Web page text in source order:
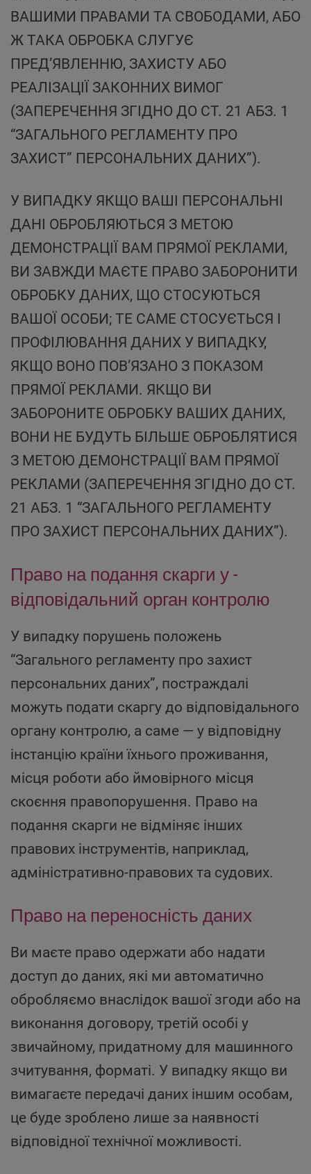
ВАШИМИ ПРАВАМИ ТА СВОБОДАМИ, АБО
Ж ТАКА ОБРОБКА СЛУГУЄ
ПРЕД’ЯВЛЕННЮ, ЗАХИСТУ АБО
РЕАЛІЗАЦІЇ ЗАКОННИХ ВИМОГ
(ЗАПЕРЕЧЕННЯ ЗГІДНО ДО СТ. 21 АБЗ. 1
“ЗАГАЛЬНОГО РЕГЛАМЕНТУ ПРО
ЗАХИСТ” ПЕРСОНАЛЬНИХ ДАНИХ”).
У ВИПАДКУ ЯКЩО ВАШІ ПЕРСОНАЛЬНІ
ДАНІ ОБРОБЛЯЮТЬСЯ З МЕТОЮ
ДЕМОНСТРАЦІЇ ВАМ ПРЯМОЇ РЕКЛАМИ,
ВИ ЗАВЖДИ МАЄТЕ ПРАВО ЗАБОРОНИТИ
ОБРОБКУ ДАНИХ, ЩО СТОСУЮТЬСЯ
ВАШОЇ ОСОБИ; ТЕ САМЕ СТОСУЄТЬСЯ І
ПРОФІЛЮВАННЯ ДАНИХ У ВИПАДКУ,
ЯКЩО ВОНО ПОВ’ЯЗАНО З ПОКАЗОМ
ПРЯМОЇ РЕКЛАМИ. ЯКЩО ВИ
ЗАБОРОНИТЕ ОБРОБКУ ВАШИХ ДАНИХ,
ВОНИ НЕ БУДУТЬ БІЛЬШЕ ОБРОБЛЯТИСЯ
З МЕТОЮ ДЕМОНСТРАЦІЇ ВАМ ПРЯМОЇ
РЕКЛАМИ (ЗАПЕРЕЧЕННЯ ЗГІДНО ДО СТ.
21 АБЗ. 1 “ЗАГАЛЬНОГО РЕГЛАМЕНТУ
ПРО ЗАХИСТ ПЕРСОНАЛЬНИХ ДАНИХ”).
­Право на подання скарги у ­
відповідальний орган контролю
У випадку порушень положень
“Загального регламенту про захист
персональних даних”, постраждалі
можуть подати скаргу до відповідального
органу контролю, а саме — у відповідну
інстанцію країни їхнього проживання,
місця роботи або ймовірного місця
скоєння правопорушення. Право на
подання скарги не відміняє інших
правових інструментів, наприклад,
адміністративно-правових та судових.
Право на ­переносність ­даних
Ви маєте право одержати або надати
доступ до даних, які ми автоматично
обробляємо внаслідок вашої згоди або на
виконання договору, третій особі у
звичайному, придатному для машинного
зчитування, форматі. У випадку якщо ви
вимагаєте передачі даних іншим особам,
це буде зроблено лише за наявності
відповідної технічної можливості.